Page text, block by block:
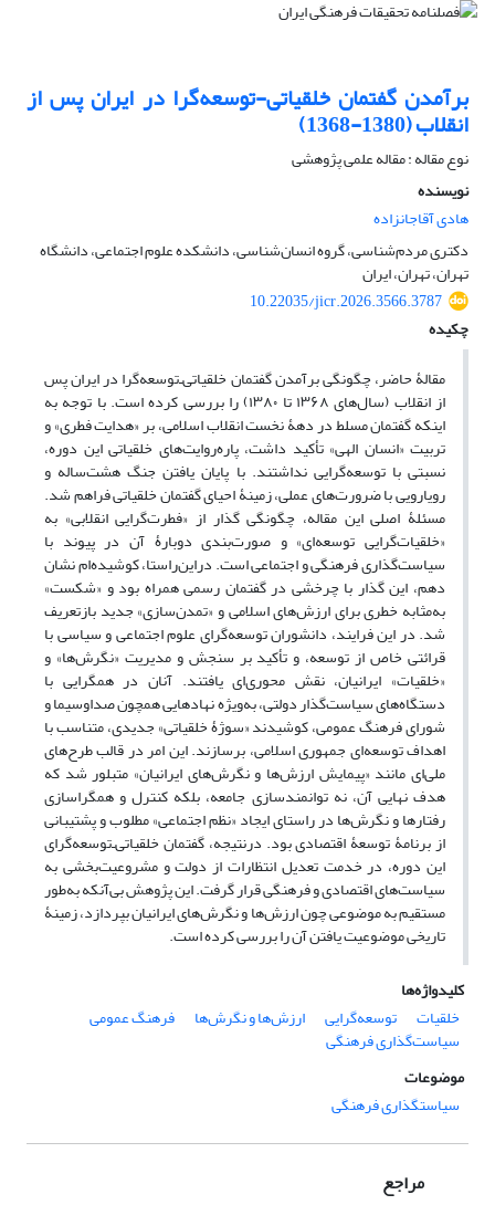
برآمدن گفتمان خلقیاتی-‌توسعه‌گرا در ایران پس از
انقلاب (1380-1368)
نوع مقاله : مقاله علمی پژوهشی
نویسنده
هادی آقاجانزاده
دکتری مردم‌شناسی، گروه انسان‌شناسی، دانشکده علوم اجتماعی، دانشگاه
تهران، تهران، ایران
10.22035/jicr.2026.3566.3787
چکیده
مقالۀ حاضر، چگونگی برآمدن گفتمان خلقیاتی‌ـ‌توسعه‌گرا در ایران پس
از انقلاب (سال‌های ۱۳۶۸ تا ۱۳۸۰) را بررسی کرده است. با توجه به
اینکه گفتمان مسلط در دهۀ نخست انقلاب اسلامی، بر «هدایت فطری» و
تربیت «انسان الهی» تأکید داشت، پاره‌روایت‌های خلقیاتی این دوره،
نسبتی با توسعه‌گرایی نداشتند. با پایان یافتن جنگ هشت‌ساله و
رویارویی با ضرورت‌های عملی، زمینۀ احیای گفتمان خلقیاتی فراهم شد.
مسئلۀ اصلی این مقاله، چگونگی گذار از «فطرت‌گرایی انقلابی» به
«خلقیات‌گرایی توسعه‌ای» و صورت‌بندی دوبارۀ آن در پیوند با
سیاست‌گذاری فرهنگی و اجتماعی است. دراین‌راستا، کوشیده‌ام نشان
دهم، این گذار با چرخشی در گفتمان رسمی همراه بود و «شکست»
به‌مثابه خطری برای ارزش‌های اسلامی و «تمدن‌سازی» جدید بازتعریف
شد. در این فرایند، دانشوران توسعه‌گرای علوم اجتماعی و سیاسی با
قرائتی خاص از توسعه، و تأکید بر سنجش و مدیریت «نگرش‌ها» و
«خلقیات» ایرانیان، نقش محوری‌ای یافتند. آنان در همگرایی با
دستگاه‌های سیاست‌گذار دولتی، به‌ویژه نهادهایی همچون صدا‌و‌سیما و
شورای فرهنگ عمومی، کوشیدند «سوژۀ خلقیاتی» جدیدی، متناسب با
اهداف توسعه‌ای جمهوری اسلامی، برسازند. این امر در قالب طرح‌های
ملی‌ای مانند «پیمایش ارزش‌ها و نگرش‌های ایرانیان» متبلور شد که
هدف نهایی آن، نه توانمندسازی جامعه، بلکه کنترل و همگراسازی
رفتارها و نگرش‌ها در راستای ایجاد «نظم اجتماعی» مطلوب و پشتیبانی
از برنامۀ توسعۀ اقتصادی بود. درنتیجه، گفتمان خلقیاتی‌ـ‌توسعه‌گرای
این دوره، در خدمت تعدیل انتظارات از دولت و مشروعیت‌بخشی به
سیاست‌های اقتصادی و فرهنگی قرار گرفت. این پژوهش بی‌آنکه به‌طور
مستقیم به موضوعی چون ارزش‌ها و نگرش‌های ایرانیان بپردازد، زمینۀ
تاریخی موضوعیت یافتن آن را بررسی کرده است.
کلیدواژه‌ها
خلقیات
توسعه‌گرایی ارزش‌ها و نگرش‌ها فرهنگ عمومی
سیاست‌گذاری فرهنگی
موضوعات
سیاستگذاری فرهنگی
مراجع